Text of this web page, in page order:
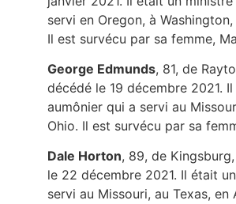
servi en Oregon, à
Il est survécu par sa femme,
George Edmunds, 81, de
décédé le 19 décembre 2021.
aumônier qui a servi au
Ohio. Il est survécu par sa
Dale Horton, 89, de
le 22 décembre 2021. Il était
servi au Missouri, au Texas,